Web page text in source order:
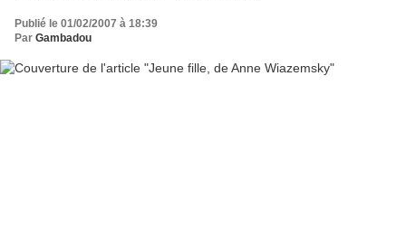
Publié le 01/02/2007 à 18:39
Par Gambadou